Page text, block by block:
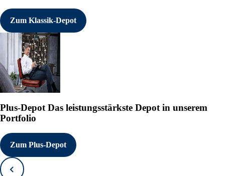
Zum Klassik-Depot
Plus-Depot Das leistungsstärkste Depot in unserem
Portfolio
Zum Plus-Depot